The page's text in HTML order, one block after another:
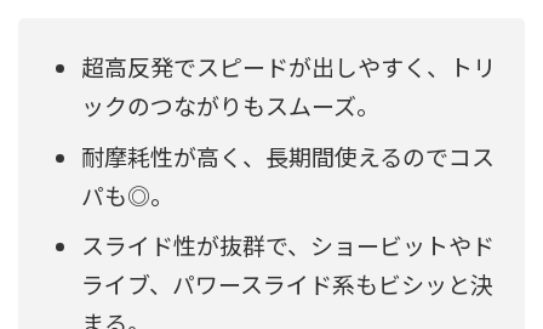
超高反発でスピードが出しやすく、トリ
ックのつながりもスムーズ。
耐摩耗性が高く、長期間使えるのでコス
パも◎。
スライド性が抜群で、ショービットやド
ライブ、パワースライド系もビシッと決